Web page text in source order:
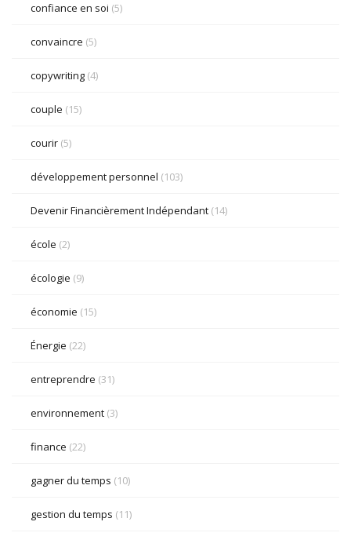
confiance en soi (5)
convaincre (5)
copywriting (4)
couple (15)
courir (5)
développement personnel (103)
Devenir Financièrement Indépendant (14)
école (2)
écologie (9)
économie (15)
Énergie (22)
entreprendre (31)
environnement (3)
finance (22)
gagner du temps (10)
gestion du temps (11)